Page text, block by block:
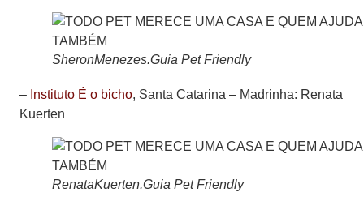
SheronMenezes.Guia Pet Friendly
– Instituto É o bicho, Santa Catarina – Madrinha: Renata
Kuerten
RenataKuerten.Guia Pet Friendly